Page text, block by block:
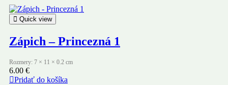
Quick view
Zápich – Princezná 1
Rozmery: 7 × 11 × 0.2 cm
6.00 €
Pridať do košíka